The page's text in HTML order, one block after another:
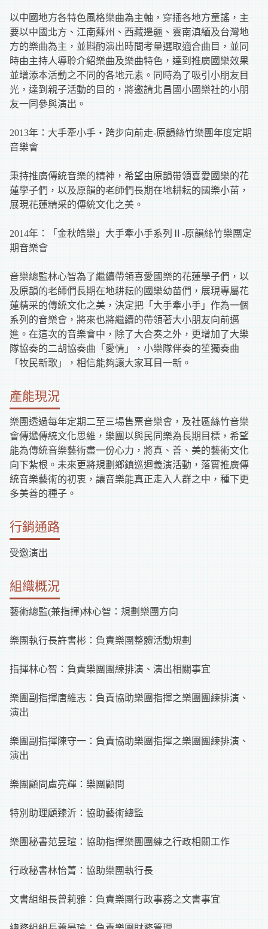
以中國地方各特色風格樂曲為主軸，穿插各地方童謠，主
要以中國北方、江南蘇州、西藏邊疆、雲南滇緬及台灣地
方的樂曲為主，並斟酌演出時間考量選取適合曲目，並同
時由主持人導聆介紹樂曲及樂曲特色，達到推廣國樂效果
並增添本活動之不同的各地元素。同時為了吸引小朋友目
光，達到親子活動的目的，將邀請北昌國小國樂社的小朋
友一同參與演出。
2013年：大手牽小手‧跨步向前走-原韻絲竹樂團年度定期
音樂會
秉持推廣傳統音樂的精神，希望由原韻帶領喜愛國樂的花
蓮學子們，以及原韻的老師們長期在地耕耘的國樂小苗，
展現花蓮精采的傳統文化之美。
2014年：「金秋皓樂」大手牽小手系列Ⅱ-原韻絲竹樂團定
期音樂會
音樂總監林心智為了繼續帶領喜愛國樂的花蓮學子們，以
及原韻的老師們長期在地耕耘的國樂幼苗們，展現專屬花
蓮精采的傳統文化之美，決定把「大手牽小手」作為一個
系列的音樂會，將來也將繼續的帶領著大小朋友向前邁
進。在這次的音樂會中，除了大合奏之外，更增加了大樂
隊協奏的二胡協奏曲「愛情」，小樂隊伴奏的笙獨奏曲
「牧民新歌」，相信能夠讓大家耳目一新。
產能現況
樂團透過每年定期二至三場售票音樂會，及社區絲竹音樂
會傳遞傳統文化思維，樂團以與民同樂為長期目標，希望
能為傳統音樂藝術盡一份心力，將真、善、美的藝術文化
向下紮根。未來更將規劃鄉鎮巡迴義演活動，落實推廣傳
統音樂藝術的初衷，讓音樂能真正走入人群之中，種下更
多美善的種子。
行銷通路
受邀演出
組織概況
藝術總監(兼指揮)林心智：規劃樂團方向
樂團執行長許書彬：負責樂團整體活動規劃
指揮林心智：負責樂團團練排演、演出相關事宜
樂團副指揮唐維志：負責協助樂團指揮之樂團團練排演、
演出
樂團副指揮陳守一：負責協助樂團指揮之樂團團練排演、
演出
樂團顧問盧亮輝：樂團顧問
特別助理顧臻沂：協助藝術總監
樂團秘書范昱瑄：協助指揮樂團團練之行政相關工作
行政秘書林怡菁：協助樂團執行長
文書組組長曾莉雅：負責樂團行政事務之文書事宜